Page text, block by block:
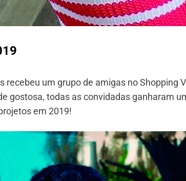
recebeu um grupo de amigas no Shopping
gostosa, todas as convidadas ganharam
em 2019!